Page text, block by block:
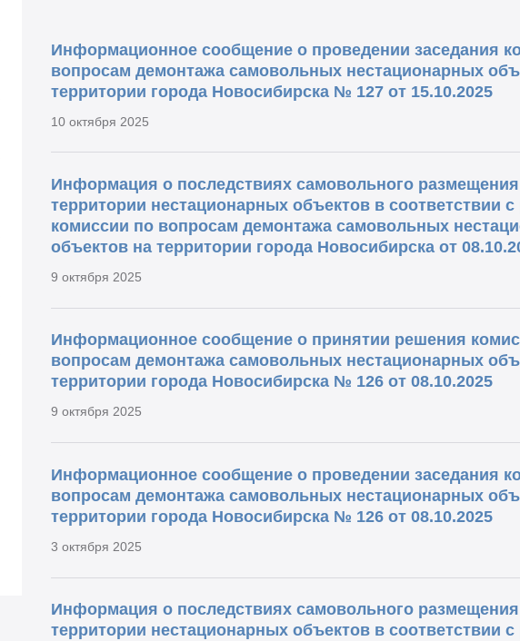
Информационное сообщение о проведении заседания
вопросам демонтажа самовольных нестационарных
территории города Новосибирска № 127 от 15.10.2025
10 октября 2025
Информация о последствиях самовольного размещения
территории нестационарных объектов в соответствии
комиссии по вопросам демонтажа самовольных
объектов на территории города Новосибирска от
9 октября 2025
Информационное сообщение о принятии решения
вопросам демонтажа самовольных нестационарных
территории города Новосибирска № 126 от 08.10.2025
9 октября 2025
Информационное сообщение о проведении заседания
вопросам демонтажа самовольных нестационарных
территории города Новосибирска № 126 от 08.10.2025
3 октября 2025
Информация о последствиях самовольного размещения
территории нестационарных объектов в соответствии